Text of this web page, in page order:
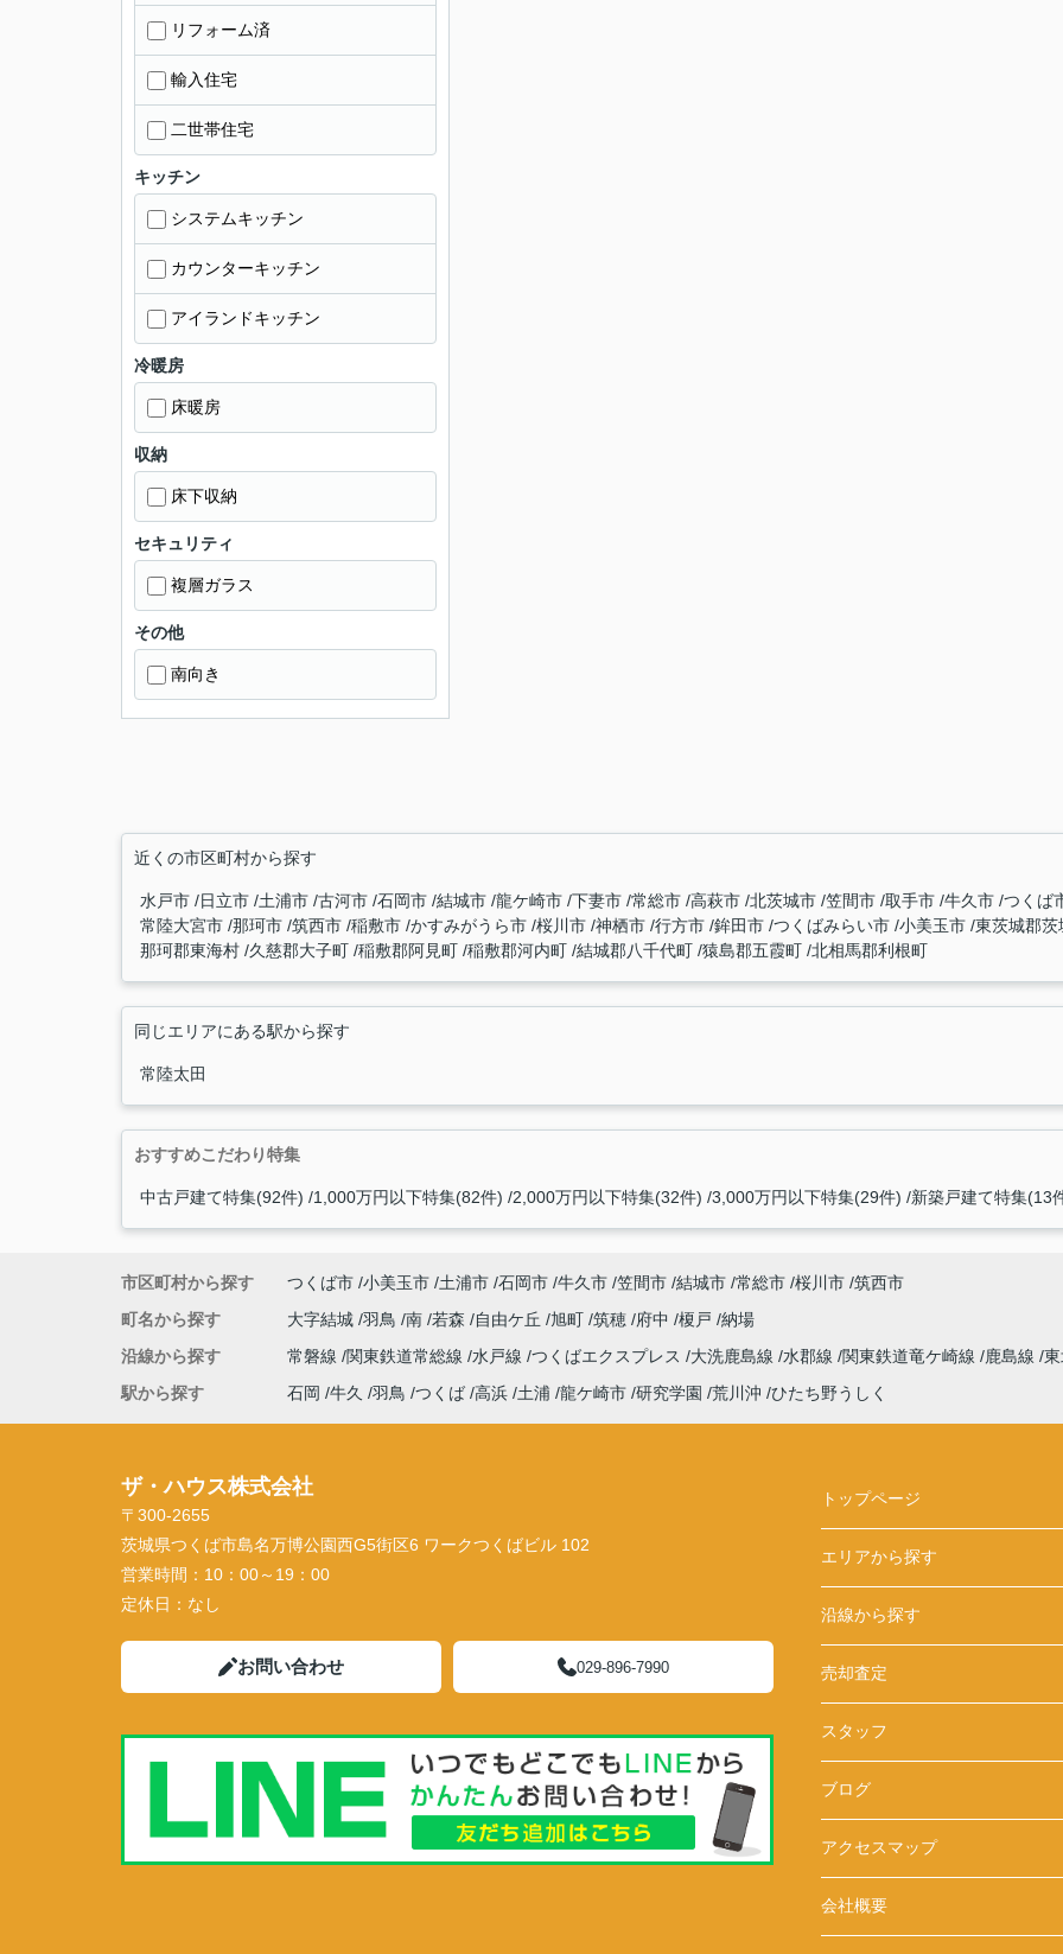
リフォーム済
輸入住宅
二世帯住宅
キッチン
システムキッチン
カウンターキッチン
アイランドキッチン
冷暖房
床暖房
収納
床下収納
セキュリティ
複層ガラス
その他
南向き
近くの市区町村から探す
水戸市 日立市 土浦市 古河市 石岡市 結城市 龍ケ崎市 下妻市 常総市 高萩市 北茨城市 笠間市 取手市 牛久市 つくば
常陸大宮市 那珂市 筑西市 稲敷市 かすみがうら市 桜川市 神栖市 行方市 鉾田市 つくばみらい市 小美玉市 東茨城郡
那珂郡東海村 久慈郡大子町 稲敷郡阿見町 稲敷郡河内町 結城郡八千代町 猿島郡五霞町 北相馬郡利根町
同じエリアにある駅から探す
常陸太田
おすすめこだわり特集
中古戸建て特集(92件) 1,000万円以下特集(82件) 2,000万円以下特集(32件) 3,000万円以下特集(29件) 新築戸建て特集(13
市区町村から探す つくば市 小美玉市 土浦市 石岡市 牛久市 笠間市 結城市 常総市 桜川市 筑西市
町名から探す
大字結城 羽鳥 南 若森 自由ケ丘 旭町 筑穂 府中 榎戸 納場
沿線から探す
常磐線 関東鉄道常総線 水戸線 つくばエクスプレス 大洗鹿島線 水郡線 関東鉄道竜ケ崎線 鹿島線
駅から探す
石岡 牛久 羽鳥 つくば 高浜 土浦 龍ケ崎市 研究学園 荒川沖 ひたち野うしく
ザ・ハウス株式会社
〒300-2655
茨城県つくば市島名万博公園西G5街区6 ワークつくばビル 102
営業時間： 10：00～19：00
定休日： なし
お問い合わせ 029-896-7990
トップページ
エリアから探す
沿線から探す
売却査定
スタッフ
ブログ
アクセスマップ
会社概要